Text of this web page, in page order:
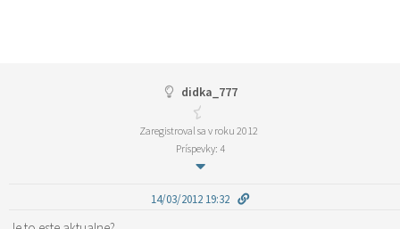
didka_777
Zaregistroval sa v roku 2012
Príspevky: 4
14/03/2012 19:32